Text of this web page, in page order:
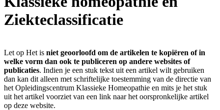
Ziekteclassificatie
Let op Het is niet geoorloofd om de artikelen te kopiëren of in
welke vorm dan ook te publiceren op andere websites of
publicaties. Indien je een stuk tekst uit een artikel wilt gebruiken
dan kan dit alleen met schriftelijke toestemming van de directie van
het Opleidingscentrum Klassieke Homeopathie en mits je het stuk
uit het artikel voorziet van een link naar het oorspronkelijke artikel
op deze website.